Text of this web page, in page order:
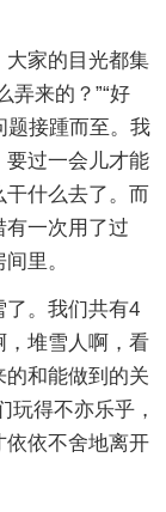
大家的目光都集
弄来的？”“好
题接踵而至。我
要过一会儿才能
干什么去了。而
一次用了过
里。
了。我们共有4
，堆雪人啊，看
和能做到的关
玩得不亦乐乎，
依依不舍地离开